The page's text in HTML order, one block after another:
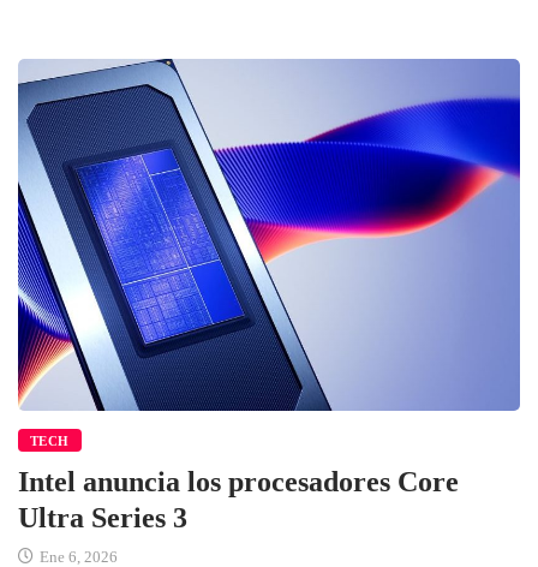
TECH
Intel anuncia los procesadores Core
Ultra Series 3
Ene 6, 2026